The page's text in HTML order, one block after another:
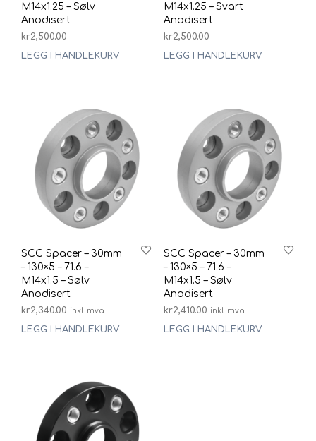
M14x1.25 – Sølv
Anodisert
kr2,500.00
LEGG I HANDLEKURV
M14x1.25 – Svart
Anodisert
kr2,500.00
LEGG I HANDLEKURV
SCC Spacer – 30mm
– 130×5 – 71.6 –
M14x1.5 – Sølv
Anodisert
kr2,340.00 inkl. mva
LEGG I HANDLEKURV
SCC Spacer – 30mm
– 130×5 – 71.6 –
M14x1.5 – Sølv
Anodisert
kr2,410.00 inkl. mva
LEGG I HANDLEKURV